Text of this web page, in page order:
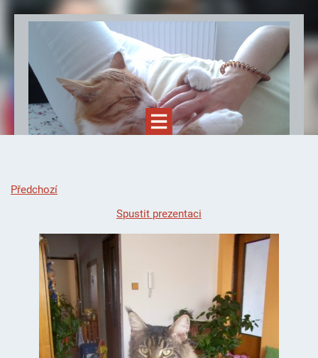
Felinoterapie.cz
Předchozí
Spustit prezentaci